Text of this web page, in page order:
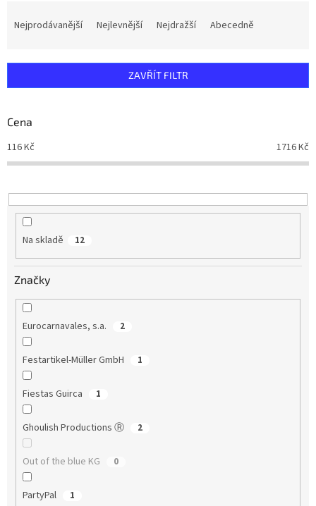
í
r
o
d
u
t
ů
Nejprodávanější Nejlevnější Nejdražší Abecedně
ZAVŘÍT FILTR
Cena
116Kč 1716Kč
Na skladě 12
Značky
Eurocarnavales, s.a. 2
Festartikel-Müller GmbH 1
Fiestas Guirca 1
Ghoulish Productions Ⓡ 2
Out of the blue KG 0
PartyPal 1